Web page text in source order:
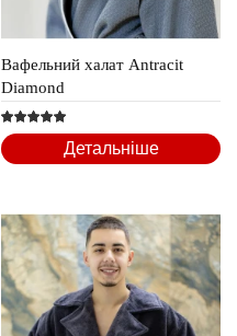
Вафельний халат Antracit
Diamond
Детальніше